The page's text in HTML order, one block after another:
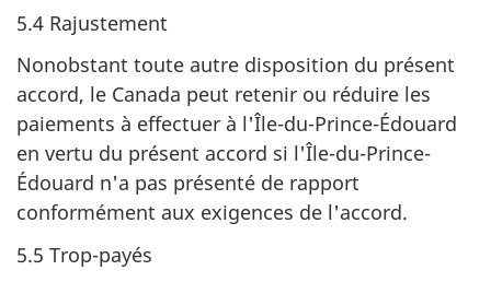
5.4 Rajustement
Nonobstant toute autre disposition du présent
accord, le Canada peut retenir ou réduire les
paiements à effectuer à l'Île-du-Prince-Édouard
en vertu du présent accord si l'Île-du-Prince-
Édouard n'a pas présenté de rapport
conformément aux exigences de l'accord.
5.5 Trop-payés